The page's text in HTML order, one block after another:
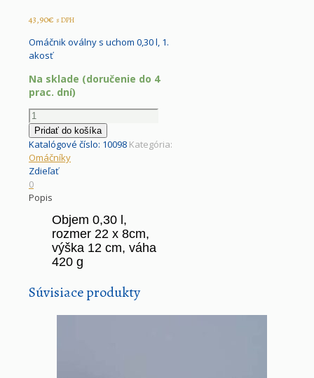
43,90€ s DPH
Omáčnik oválny s uchom 0,30 l, 1.
akosť
Na sklade (doručenie do 4
prac. dní)
množstvo
Cibulák
-
Omáčnik
s
uchom
0,30
Originálny
cibuľový
porcelán
Pridať do košíka
Katalógové číslo: 10098 Kategória:
Omáčníky
Zdieľať
0
Popis
Objem 0,30 l,
rozmer 22 x 8cm,
výška 12 cm, váha
420 g
Súvisiace produkty